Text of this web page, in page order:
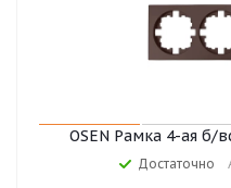
OSEN Рамка 4-ая б/
Достаточно